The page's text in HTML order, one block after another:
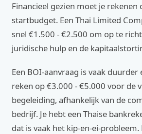
Financieel gezien moet je rekenen
startbudget. Een Thai Limited
snel €1.500 - €2.500 om op te
juridische hulp en de
Een BOI-aanvraag is vaak duurder
reken op €3.000 - €5.000 voor de
begeleiding, afhankelijk van de
bedrijf. Je hebt een Thaise
dat is vaak het kip-en-ei-probleem.